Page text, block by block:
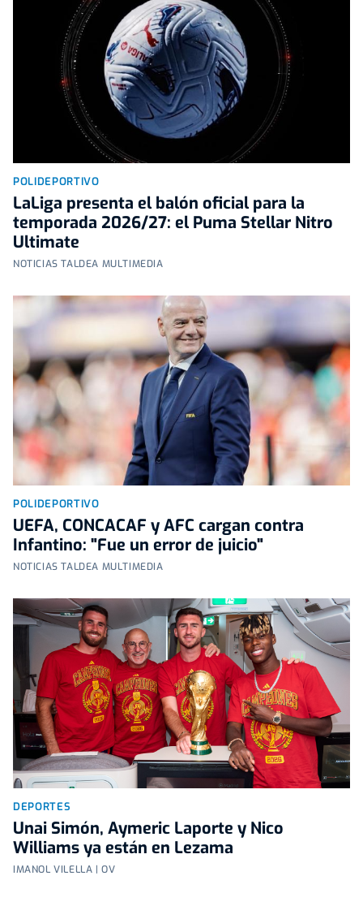
POLIDEPORTIVO
LaLiga presenta el balón oficial para la
temporada 2026/27: el Puma Stellar Nitro
Ultimate
NOTICIAS TALDEA MULTIMEDIA
POLIDEPORTIVO
UEFA, CONCACAF y AFC cargan contra
Infantino: "Fue un error de juicio"
NOTICIAS TALDEA MULTIMEDIA
DEPORTES
Unai Simón, Aymeric Laporte y Nico
Williams ya están en Lezama
IMANOL VILELLA | OV